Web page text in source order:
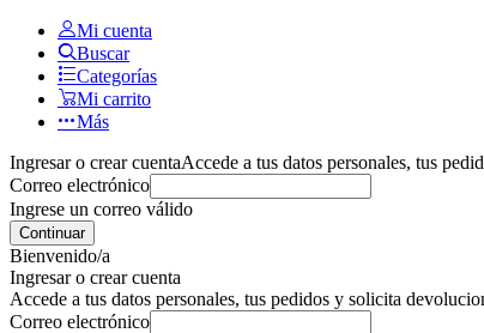
Mi cuenta
Buscar
Categorías
Mi carrito
Más
Ingresar o crear cuentaAccede a tus datos personales, tus
Correo electrónico
Ingrese un correo válido
Continuar
Bienvenido/a
Ingresar o crear cuenta
Accede a tus datos personales, tus pedidos y solicita
Correo electrónico